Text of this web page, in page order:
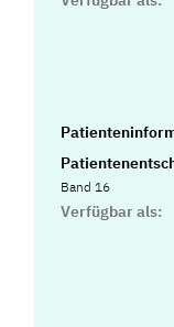
Band 16
Verfügbar als: